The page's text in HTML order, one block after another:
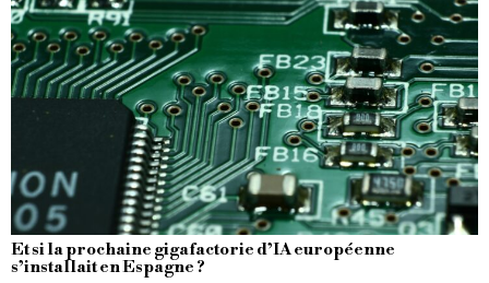
Et si la prochaine gigafactorie d’IA européenne
s’installait en Espagne ?